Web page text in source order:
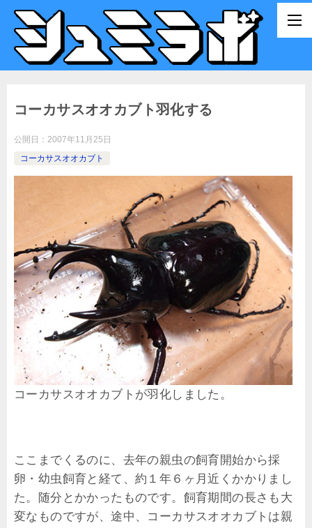
コーカサスオオカブト羽化する
公開日： 2007年11月25日
コーカサスオオカブト
コーカサスオオカブトが羽化しました。
ここまでくるのに、去年の親虫の飼育開始から採
卵・幼虫飼育と経て、約１年６ヶ月近くかかりまし
た。随分とかかったものです。飼育期間の長さも大
変なものですが、途中、コーカサスオオカブトは親